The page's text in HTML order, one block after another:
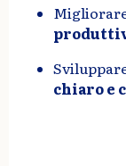
chiaro e